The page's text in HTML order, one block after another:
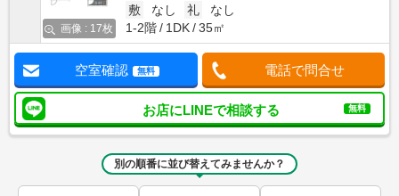
画像 : 17枚
敷
なし 礼
なし
1-2階
1DK 35㎡
空室確認 無料 電話で問合せ
お店にLINEで相談する 無料
別の順番に並び替えてみませんか？